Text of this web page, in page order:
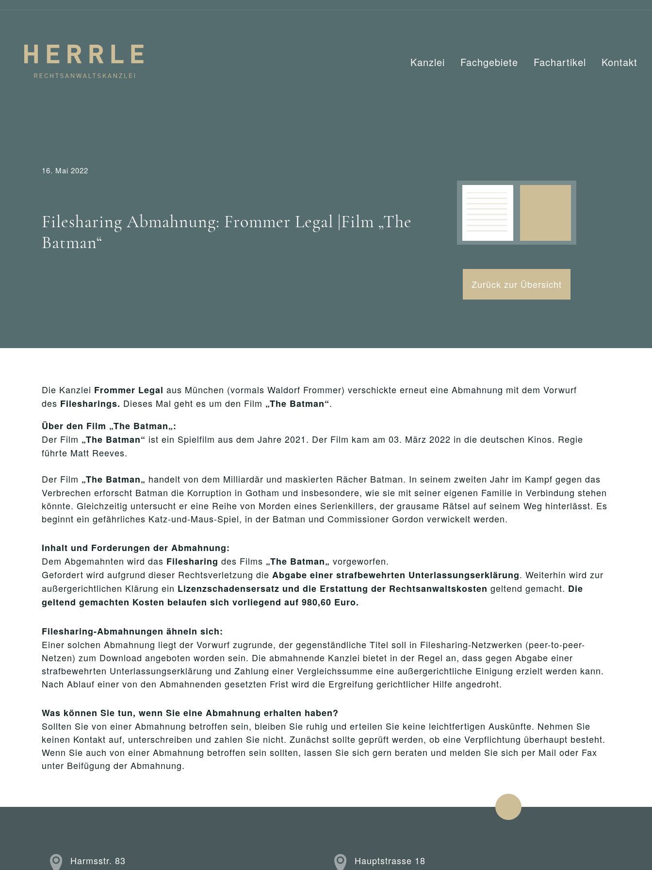
Kanzlei Fachgebiete Fachartikel Kontakt
16. Mai 2022
Filesharing Abmahnung: Frommer Legal |Film „The
Batman“
Zurück zur Übersicht
Die Kanzlei Frommer Legal aus München (vormals Waldorf Frommer) verschickte erneut eine Abmahnung mit dem Vorwurf
des Filesharings. Dieses Mal geht es um den Film „The Batman“.
Über den Film „The Batman„:
Der Film „The Batman“ ist ein Spielfilm aus dem Jahre 2021. Der Film kam am 03. März 2022 in die deutschen Kinos. Regie
führte Matt Reeves.
Der Film „The Batman„ handelt von dem Milliardär und maskierten Rächer Batman. In seinem zweiten Jahr im Kampf gegen das
Verbrechen erforscht Batman die Korruption in Gotham und insbesondere, wie sie mit seiner eigenen Familie in Verbindung stehen
könnte. Gleichzeitig untersucht er eine Reihe von Morden eines Serienkillers, der grausame Rätsel auf seinem Weg hinterlässt. Es
beginnt ein gefährliches Katz-und-Maus-Spiel, in der Batman und Commissioner Gordon verwickelt werden.
Inhalt und Forderungen der Abmahnung:
Dem Abgemahnten wird das Filesharing des Films „The Batman„ vorgeworfen.
Gefordert wird aufgrund dieser Rechtsverletzung die Abgabe einer strafbewehrten Unterlassungserklärung. Weiterhin wird zur
außergerichtlichen Klärung ein Lizenzschadensersatz und die Erstattung der Rechtsanwaltskosten geltend gemacht. Die
geltend gemachten Kosten belaufen sich vorliegend auf 980,60 Euro.
Filesharing-Abmahnungen ähneln sich:
Einer solchen Abmahnung liegt der Vorwurf zugrunde, der gegenständliche Titel soll in Filesharing-Netzwerken (peer-to-peer-
Netzen) zum Download angeboten worden sein. Die abmahnende Kanzlei bietet in der Regel an, dass gegen Abgabe einer
strafbewehrten Unterlassungserklärung und Zahlung einer Vergleichssumme eine außergerichtliche Einigung erzielt werden kann.
Nach Ablauf einer von den Abmahnenden gesetzten Frist wird die Ergreifung gerichtlicher Hilfe angedroht.
Was können Sie tun, wenn Sie eine Abmahnung erhalten haben?
Sollten Sie von einer Abmahnung betroffen sein, bleiben Sie ruhig und erteilen Sie keine leichtfertigen Auskünfte. Nehmen Sie
keinen Kontakt auf, unterschreiben und zahlen Sie nicht. Zunächst sollte geprüft werden, ob eine Verpflichtung überhaupt besteht.
Wenn Sie auch von einer Abmahnung betroffen sein sollten, lassen Sie sich gern beraten und melden Sie sich per Mail oder Fax
unter Beifügung der Abmahnung.
Harmsstr. 83
Hauptstrasse 18